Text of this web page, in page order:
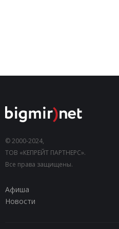
© 2000-2024,
ТОВ «КЕПРЕЙТ ПАРТНЕРС».
Все права защищены.
Афиша
Новости